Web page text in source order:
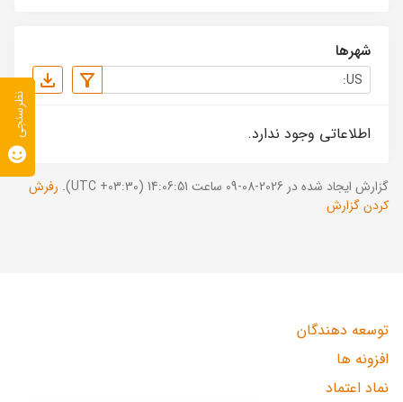
شهرها
اطلاعاتی وجود ندارد.
گزارش ایجاد شده در 2026-08-09 ساعت 14:06:51 (UTC +03:30).
رفرش
کردن گزارش
توسعه دهندگان
افزونه ها
نماد اعتماد
نظرسنجی